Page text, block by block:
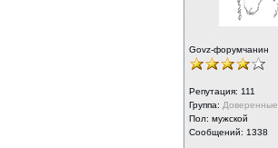
Govz-форумчанин
Репутация: 111
Группа: Доверенные
Пол: мужской
Сообщений: 1338